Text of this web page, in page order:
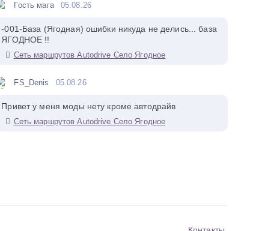
Гость мага 05.08.26
-001-База (Ягодная) ошибки никуда не делись... база
ЯГОДНОЕ !!
Сеть маршрутов Autodrive Село Ягодное
FS_Denis 05.08.26
Привет у меня моды нету кроме автодрайв
Сеть маршрутов Autodrive Село Ягодное